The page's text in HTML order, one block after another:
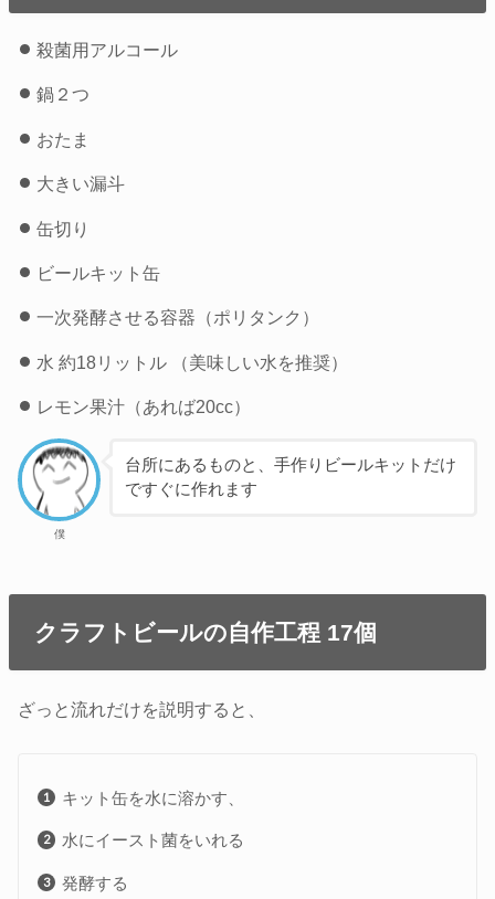
殺菌用アルコール
鍋２つ
おたま
大きい漏斗
缶切り
ビールキット缶
一次発酵させる容器（ポリタンク）
水 約18リットル （美味しい水を推奨）
レモン果汁（あれば20cc）
僕
台所にあるものと、手作りビールキットだけ
ですぐに作れます
クラフトビールの自作工程 17個
ざっと流れだけを説明すると、
キット缶を水に溶かす、
水にイースト菌をいれる
発酵する